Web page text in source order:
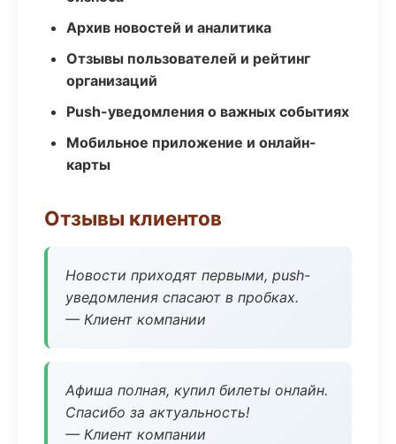
Архив новостей и аналитика
Отзывы пользователей и рейтинг
организаций
Push-уведомления о важных событиях
Мобильное приложение и онлайн-
карты
Отзывы клиентов
Новости приходят первыми, push-
уведомления спасают в пробках.
— Клиент компании
Афиша полная, купил билеты онлайн.
Спасибо за актуальность!
— Клиент компании